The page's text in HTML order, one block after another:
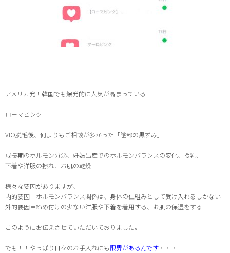
アメリカ発！韓国でも爆発的に人気が高まっている
ローマピンク
VIO脱毛後、何よりもご相談が多かった「陰部の黒ずみ」
成長期のホルモン分泌、妊娠出産でのホルモンバランスの変化、授乳、
下着や洋服の擦れ、お肌の乾燥
様々な要因がありますが、
内的要因＝ホルモンバランス関係は、身体の仕組みとして受け入れるしかない
外的要因＝締め付けの少ない洋服や下着を着用する、お肌の保湿をする
このようにお伝えさせていただいておりました。
でも！！やっぱり日々のお手入れにも限界があるんです ・・・